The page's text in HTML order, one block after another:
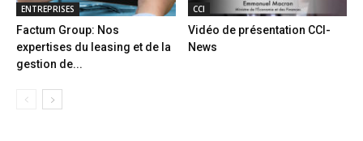
ENTREPRISES
Factum Group: Nos
expertises du leasing et de la
gestion de...
CCI
Vidéo de présentation CCI-
News